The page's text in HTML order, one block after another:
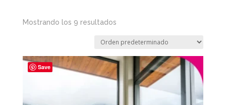
Mostrando los 9 resultados
Save